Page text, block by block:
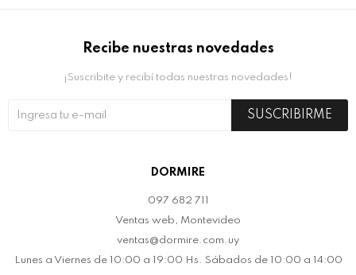
DORMIRE
097 682 711
Ventas web, Montevideo
ventas@dormire.com.uy
Lunes a Viernes de 10:00 a 19:00 Hs. Sábados de 10:00 a 14:00
Recibe nuestras novedades
¡Suscribite y recibí todas nuestras novedades!
SUSCRIBIRME